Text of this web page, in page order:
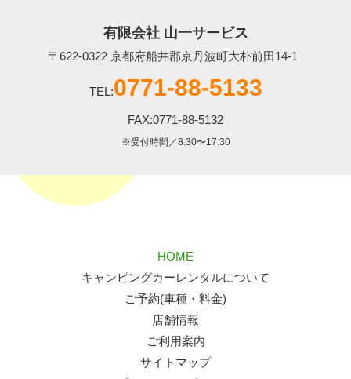
有限会社 山一サービス
〒622-0322 京都府船井郡京丹波町大朴前田14-1
TEL:0771-88-5133
FAX:0771-88-5132
※受付時間／8:30〜17:30
HOME
キャンピングカーレンタルについて
ご予約(車種・料金)
店舗情報
ご利用案内
サイトマップ